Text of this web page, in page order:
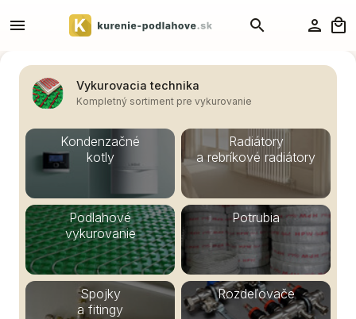
Vykurovacia technika
Kompletný sortiment pre vykurovanie
Kondenzačné
kotly
Radiátory
a rebríkové radiátory
Podlahové
vykurovanie
Potrubia
Spojky
a fitingy
Rozdeľovače